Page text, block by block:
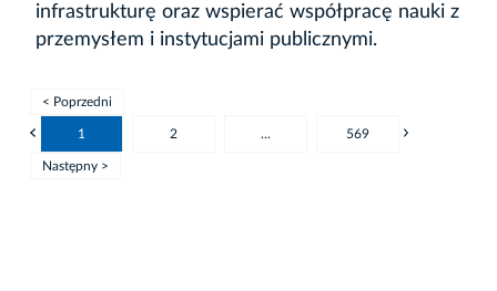
infrastrukturę oraz wspierać współpracę nauki z
przemysłem i instytucjami publicznymi.
< Poprzedni
1 2 ... 569
Następny >